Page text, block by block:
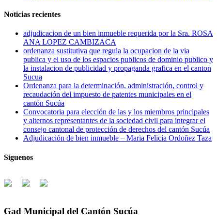
Noticias recientes
adjudicacion de un bien inmueble requerida por la Sra. ROSA
ANA LOPEZ CAMBIZACA
ordenanza sustitutiva que regula la ocupacion de la via
publica y el uso de los espacios publicos de dominio publico y
la instalacion de publicidad y propaganda grafica en el canton
Sucua
Ordenanza para la determinación, administración, control y
recaudación del impuesto de patentes municipales en el
cantón Sucúa
Convocatoria para elección de las y los miembros principales
y alternos representantes de la sociedad civil para integrar el
consejo cantonal de protección de derechos del cantón Sucúa
Adjudicación de bien inmueble – Maria Felicia Ordoñez Taza
Síguenos
Gad Municipal del Cantón Sucúa